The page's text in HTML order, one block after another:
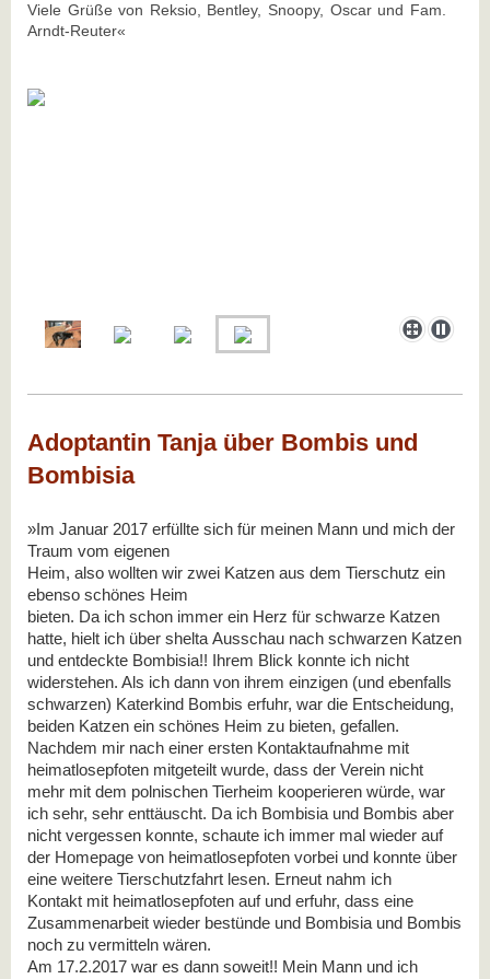
Viele Grüße von Reksio, Bentley, Snoopy, Oscar und Fam.
Arndt-Reuter«
Adoptantin Tanja über Bombis und
Bombisia
»Im Januar 2017 erfüllte sich für meinen Mann und mich der
Traum vom eigenen
Heim, also wollten wir zwei Katzen aus dem Tierschutz ein
ebenso schönes Heim
bieten. Da ich schon immer ein Herz für schwarze Katzen
hatte, hielt ich über sheltaAusschau nach schwarzen Katzen
und entdeckte Bombisia!! Ihrem Blick konnte ich nicht
widerstehen. Als ich dann von ihrem einzigen (und ebenfalls
schwarzen) Katerkind Bombis erfuhr, war die Entscheidung,
beiden Katzen ein schönes Heim zu bieten, gefallen.
Nachdem mir nach einer ersten Kontaktaufnahme mit
heimatlosepfoten mitgeteilt wurde, dass der Verein nicht
mehr mit dem polnischen Tierheim kooperieren würde, war
ich sehr, sehr enttäuscht. Da ich Bombisia und Bombis aber
nicht vergessen konnte, schaute ich immer mal wieder auf
der Homepage von heimatlosepfoten vorbei und konnte über
eine weitere Tierschutzfahrt lesen. Erneut nahm ich
Kontakt mit heimatlosepfoten auf und erfuhr, dass eine
Zusammenarbeit wieder bestünde und Bombisia und Bombis
noch zu vermitteln wären.
Am 17.2.2017 war es dann soweit!! Mein Mann und ich